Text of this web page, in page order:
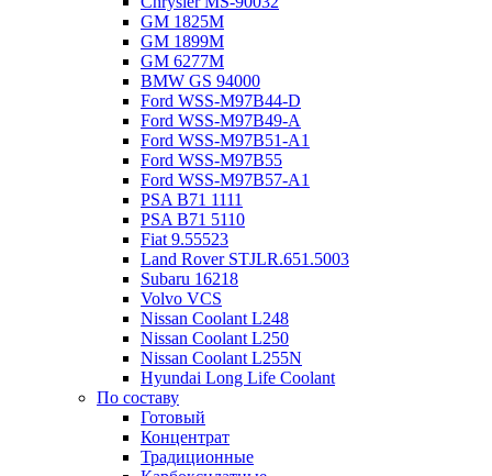
GM 1825M
GM 1899M
GM 6277M
BMW GS 94000
Ford WSS-M97B44-D
Ford WSS-M97B49-A
Ford WSS-M97B51-A1
Ford WSS-M97B55
Ford WSS-M97B57-A1
PSA B71 1111
PSA B71 5110
Fiat 9.55523
Land Rover STJLR.651.5003
Subaru 16218
Volvo VCS
Nissan Coolant L248
Nissan Coolant L250
Nissan Coolant L255N
Hyundai Long Life Coolant
По составу
Готовый
Концентрат
Традиционные